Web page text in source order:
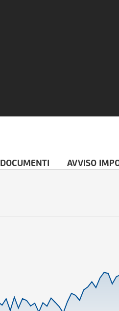
DOCUMENTI AVVISO